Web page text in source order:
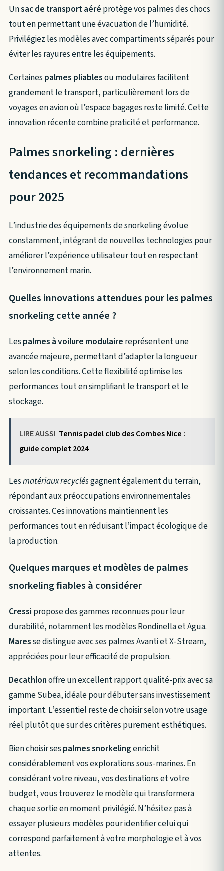
Unsac de transport aéré protège vos palmes des chocs
tout en permettant une évacuation de l’humidité.
Privilégiez les modèles avec compartiments séparés pour
éviter les rayures entre les équipements.
Certainespalmes pliablesou modulaires facilitent
grandement le transport, particulièrement lors de
voyages en avion où l’espace bagages reste limité. Cette
innovation récente combine praticité et performance.
Palmes snorkeling : dernières
tendances et recommandations
pour 2025
L’industrie des équipements de snorkeling évolue
constamment, intégrant de nouvelles technologies pour
améliorer l’expérience utilisateur tout en respectant
l’environnement marin.
Quelles innovations attendues pour les palmes
snorkeling cette année ?
Lespalmes à voilure modulaire représentent une
avancée majeure, permettant d’adapter la longueur
selon les conditions. Cette flexibilité optimise les
performances tout en simplifiant le transport et le
stockage.
LIRE AUSSI Tennis padel club des Combes Nice :
guide complet 2024
Lesmatériaux recyclésgagnent également du terrain,
répondant aux préoccupations environnementales
croissantes. Ces innovations maintiennent les
performances tout en réduisant l’impact écologique de
la production.
Quelques marques et modèles de palmes
snorkeling fiables à considérer
Cressi propose des gammes reconnues pour leur
durabilité, notamment les modèles Rondinella et Agua.
Maresse distingue avec ses palmes Avanti et X-Stream,
appréciées pour leur efficacité de propulsion.
Decathlonoffre un excellent rapport qualité-prix avec sa
gamme Subea, idéale pour débuter sans investissement
important. L’essentiel reste de choisir selon votre usage
réel plutôt que sur des critères purement esthétiques.
Bien choisir sespalmes snorkelingenrichit
considérablement vos explorations sous-marines. En
considérant votre niveau, vos destinations et votre
budget, vous trouverez le modèle qui transformera
chaque sortie en moment privilégié. N’hésitez pas à
essayer plusieurs modèles pour identifier celui qui
correspond parfaitement à votre morphologie et à vos
attentes.